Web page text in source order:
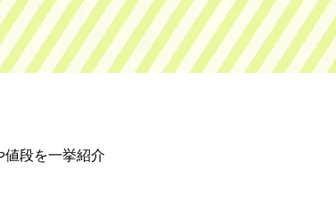
値段を一挙紹介